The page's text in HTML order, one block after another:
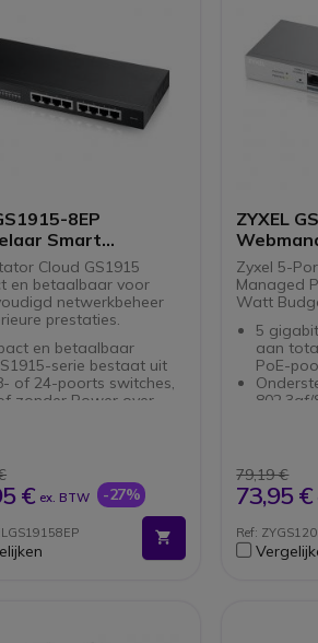
8EP
Smart
8 poorten
PoE+
Cloud GS1915
en betaalbaar voor
netwerkbeheer
prestaties.
en betaalbaar
serie bestaat uit
of 24-poorts switches,
zonder Power over
€ ex. BTW -27%
ZYXEL
Zyxel 5-
Managed
Watt
5
aan
PoE-
verkeer.
up
79,19 €
73,95 €
Ref: